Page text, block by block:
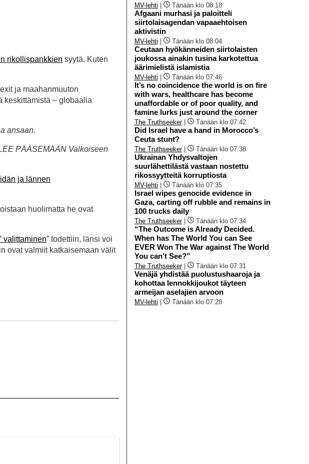
rikollispankkien syytä. Kuten
ja maahanmuuton
keskittämistä – globaalia
ansaan.
PÄÄSEMÄÄN Valkoiseen
idän ja lännen
huolimatta he ovat
valittaminen” todettiin, länsi voi
ovat valmiit katkaisemaan välit
MV-lehti Tänään klo 08:18
Afgaani murhasi ja paloitteli
siirtolaisagendan vapaaehtoisen
aktivistin
MV-lehti Tänään klo 08:04
Ceutaan hyökänneiden siirtolaisten
joukossa ainakin tusina karkotettua
äärimielistä islamistia
MV-lehti Tänään klo 07:46
It’s no coincidence the world is on fire
with wars, healthcare has become
unaffordable or of poor quality, and
famine lurks just around the corner
The Truthseeker| Tänään klo 07:42
Did Israel have a hand in Morocco’s
Ceuta stunt?
The Truthseeker| Tänään klo 07:38
Ukrainan Yhdysvaltojen
suurlähettilästä vastaan nostettu
rikossyytteitä korruptiosta
MV-lehti Tänään klo 07:35
Israel wipes genocide evidence in
Gaza, carting off rubble and remains in
100 trucks daily
The Truthseeker| Tänään klo 07:34
“The Outcome is Already Decided.
When has The World You can See
EVER Won The War against The World
You can’t See?”
The Truthseeker| Tänään klo 07:31
Venäjä yhdistää puolustushaaroja ja
kohottaa lennokkijoukot täyteen
armeijan aselajien arvoon
MV-lehti Tänään klo 07:28